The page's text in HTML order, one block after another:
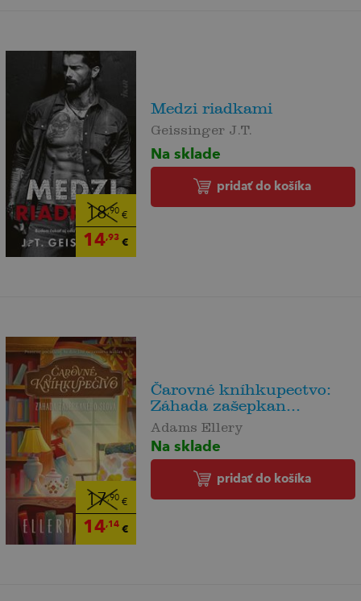
18,90€
14,93€
Medzi riadkami
Geissinger J.T.
Na sklade
pridať do košíka
17,90€
14,14€
Čarovné kníhkupectvo:
Záhada zašepkan...
Adams Ellery
Na sklade
pridať do košíka